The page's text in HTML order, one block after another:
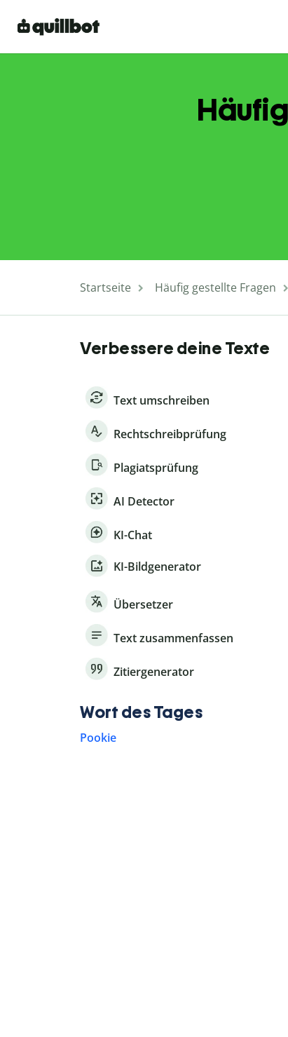
Startseite Häufig gestellte Fragen
Verbessere deine Texte
Text umschreiben
Rechtschreibprüfung
Plagiatsprüfung
AI Detector
KI-Chat
KI-Bildgenerator
Übersetzer
Text zusammenfassen
Zitiergenerator
Wort des Tages
Pookie